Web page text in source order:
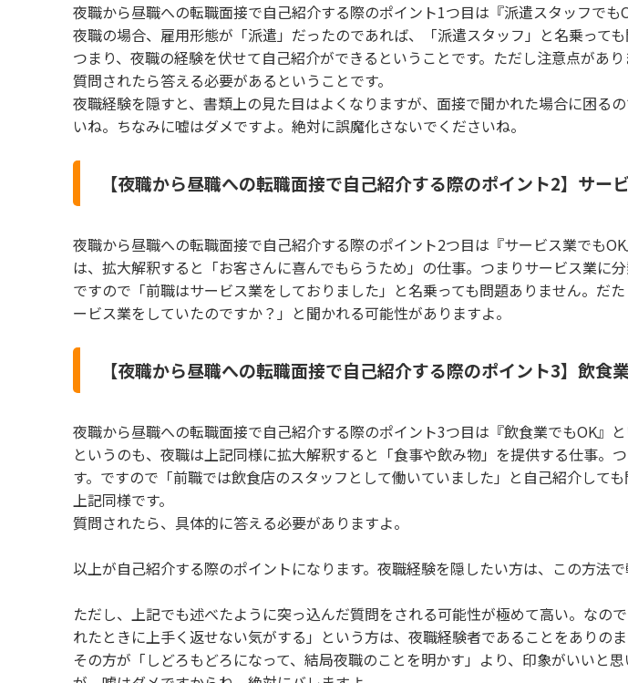
夜職から昼職への転職面接で自己紹介する際のポイント1つ目は『派遣スタッフでも
夜職の場合、雇用形態が「派遣」だったのであれば、「派遣スタッフ」と名乗っても
つまり、夜職の経験を伏せて自己紹介ができるということです。ただし注意点があ
質問されたら答える必要があるということです。
夜職経験を隠すと、書類上の見た目はよくなりますが、面接で聞かれた場合に困る
いね。ちなみに嘘はダメですよ。絶対に誤魔化さないでくださいね。
【夜職から昼職への転職面接で自己紹介する際のポイント2】サー
夜職から昼職への転職面接で自己紹介する際のポイント2つ目は『サービス業でも
は、拡大解釈すると「お客さんに喜んでもらうため」の仕事。つまりサービス業に分
ですので「前職はサービス業をしておりました」と名乗っても問題ありません。だ
ービス業をしていたのですか？」と聞かれる可能性がありますよ。
【夜職から昼職への転職面接で自己紹介する際のポイント3】飲食
夜職から昼職への転職面接で自己紹介する際のポイント3つ目は『飲食業でもOK』と
というのも、夜職は上記同様に拡大解釈すると「食事や飲み物」を提供する仕事。
す。ですので「前職では飲食店のスタッフとして働いていました」と自己紹介して
上記同様です。
質問されたら、具体的に答える必要がありますよ。
以上が自己紹介する際のポイントになります。夜職経験を隠したい方は、この方法で
ただし、上記でも述べたように突っ込んだ質問をされる可能性が極めて高い。なの
れたときに上手く返せない気がする」という方は、夜職経験者であることをありのま
その方が「しどろもどろになって、結局夜職のことを明かす」より、印象がいいと